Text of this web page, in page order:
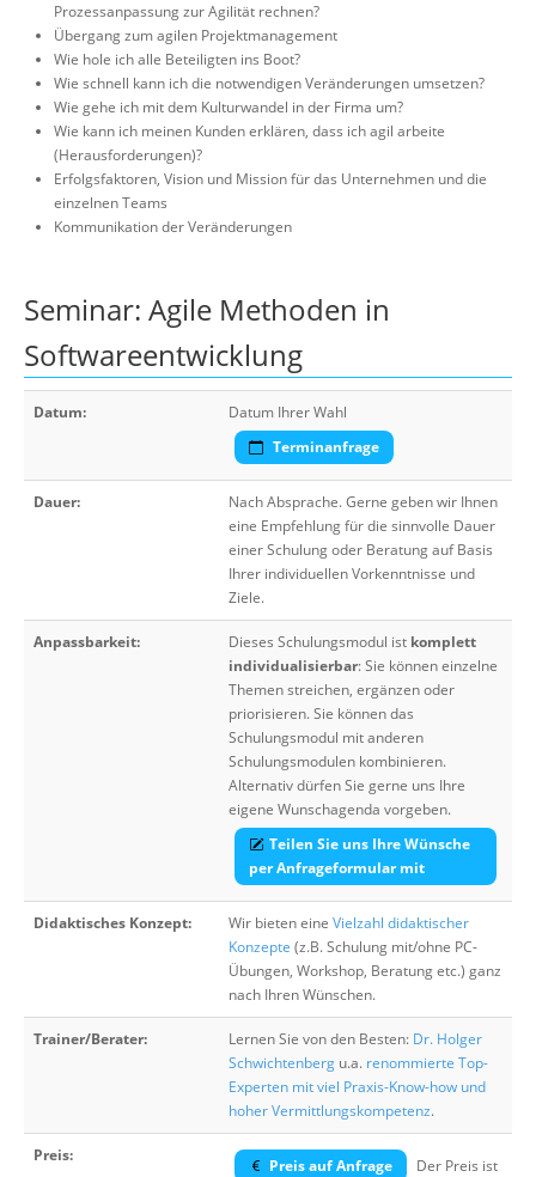
Prozessanpassung zur Agilität rechnen?
Übergang zum agilen Projektmanagement
Wie hole ich alle Beteiligten ins Boot?
Wie schnell kann ich die notwendigen Veränderungen umsetzen?
Wie gehe ich mit dem Kulturwandel in der Firma um?
Wie kann ich meinen Kunden erklären, dass ich agil arbeite
(Herausforderungen)?
Erfolgsfaktoren, Vision und Mission für das Unternehmen und die
einzelnen Teams
Kommunikation der Veränderungen
Seminar: Agile Methoden in
Softwareentwicklung
Datum:
Datum Ihrer Wahl
Terminanfrage
Dauer:
Nach Absprache. Gerne geben wir Ihnen
eine Empfehlung für die sinnvolle Dauer
einer Schulung oder Beratung auf Basis
Ihrer individuellen Vorkenntnisse und
Ziele.
Anpassbarkeit: Dieses Schulungsmodul ist komplett
individualisierbar: Sie können einzelne
Themen streichen, ergänzen oder
priorisieren. Sie können das
Schulungsmodul mit anderen
Schulungsmodulen kombinieren.
Alternativ dürfen Sie gerne uns Ihre
eigene Wunschagenda vorgeben.
Teilen Sie uns Ihre Wünsche
per Anfrageformular mit
Didaktisches Konzept: Wir bieten eine Vielzahl didaktischer
Konzepte (z.B. Schulung mit/ohne PC-
Übungen, Workshop, Beratung etc.) ganz
nach Ihren Wünschen.
Trainer/Berater: Lernen Sie von den Besten: Dr. Holger
Schwichtenberg u.a. renommierte Top-
Experten mit viel Praxis-Know-how und
hoher Vermittlungskompetenz.
Preis:
Preis auf Anfrage
Der Preis ist